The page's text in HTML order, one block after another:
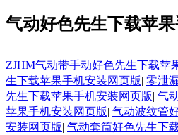
气动好色先生下载苹
ZJHM气动带手动好色先生下载苹
生下载苹果手机安装网页版| 零泄
先生下载苹果手机安装网页版| 气
苹果手机安装网页版| 气动波纹管
安装网页版| 气动套筒好色先生下